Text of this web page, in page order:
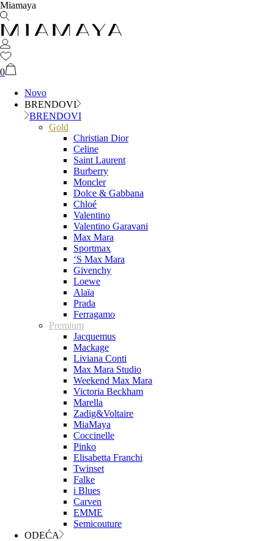
Miamaya
0
Novo
BRENDOVI
BRENDOVI
Gold
Christian Dior
Celine
Saint Laurent
Burberry
Moncler
Dolce & Gabbana
Chloé
Valentino
Valentino Garavani
Max Mara
Sportmax
‘S Max Mara
Givenchy
Loewe
Alaïa
Prada
Ferragamo
Premium
Jacquemus
Mackage
Liviana Conti
Max Mara Studio
Weekend Max Mara
Victoria Beckham
Marella
Zadig&Voltaire
MiaMaya
Coccinelle
Pinko
Elisabetta Franchi
Twinset
Falke
i Blues
Carven
EMME
Semicouture
ODEĆA